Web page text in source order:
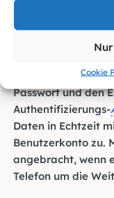
Cookie
Maschen werden
es dabei auch, die
umgehen.
echt aussehende
imitieren.
Passwort und den
Authentifizierungs-
Daten in Echtzeit
Benutzerkonto zu.
angebracht, wenn
Telefon um die